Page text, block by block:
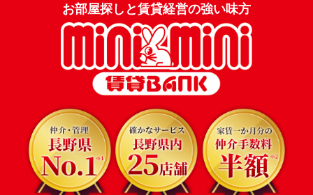
お部屋探しと賃貸経営の強い味方